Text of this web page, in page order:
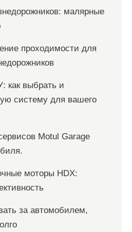
малярные
проходимости для
как выбрать и
систему для вашего
Motul Garage
моторы HDX:
за автомобилем,